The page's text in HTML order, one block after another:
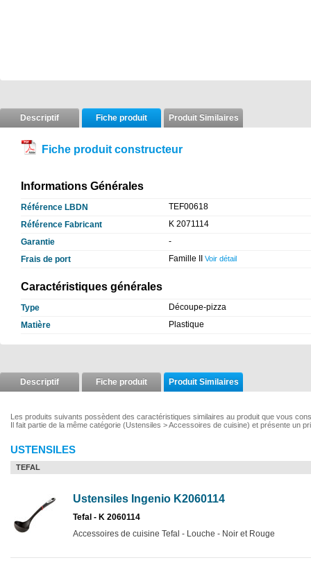
Descriptif Fiche produit Produit Similaires
Fiche produit constructeur
Informations Générales
Référence LBDN
TEF00618
Référence Fabricant
K 2071114
Garantie
-
Frais de port
Famille II Voir détail
Caractéristiques générales
Type
Découpe-pizza
Matière
Plastique
Descriptif Fiche produit Produit Similaires
Les produits suivants possèdent des caractéristiques similaires au produit que vous
Il fait partie de la même catégorie (Ustensiles > Accessoires de cuisine) et présente un
USTENSILES
TEFAL
Ustensiles Ingenio K2060114
Tefal - K 2060114
Accessoires de cuisine Tefal - Louche - Noir et Rouge